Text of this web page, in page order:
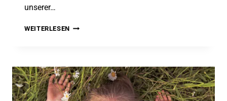
unserer…
WEITERLESEN WELLNESS
KLANG
–
EINE
GANZHEITLICHE